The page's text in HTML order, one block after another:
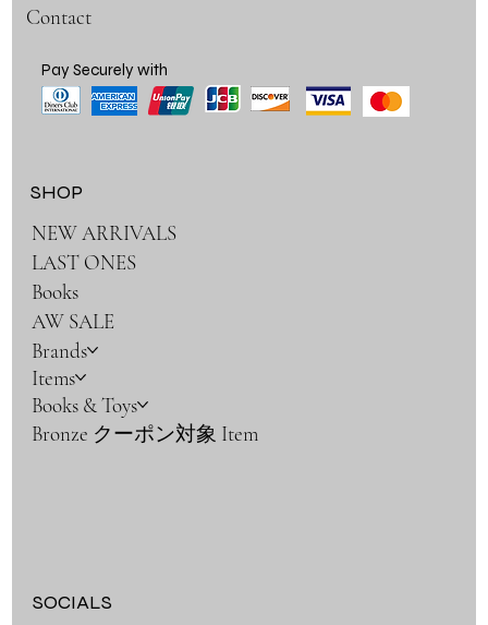
Contact
SHOP
NEW ARRIVALS
LAST ONES
Books
AW SALE
Brands
Items
Books & Toys
Bronze クーポン対象 Item
SOCIALS
Pay Securely with